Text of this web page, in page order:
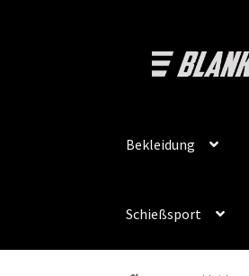
Navigation
Zum
Inhalt
Bekleidung
Schießsport